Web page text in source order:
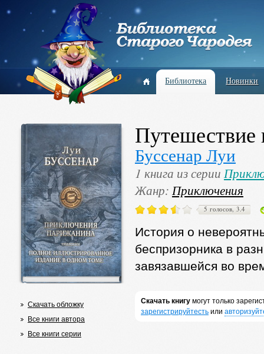
Библиотека Новинки
Скачать обложку
Все книги автора
Все книги серии
Путешествие
Буссенар Луи
1 книга из серии
Жанр: Приключения
5 голосов, 3.4
История о
беспризорника в
завязавшейся во
Скачать книгумогут только
зарегистрируйтестьили